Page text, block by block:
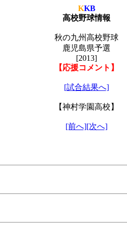
KKB
高校野球情報
秋の九州高校野球
鹿児島県予選
[2013]
【応援コメント】
[試合結果へ]
【神村学園高校】
[前へ][次へ]